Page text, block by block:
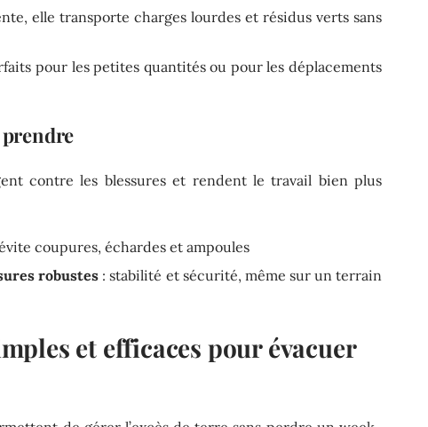
elle transporte charges lourdes et résidus verts sans
pour les petites quantités ou pour les déplacements
contre les blessures et rendent le travail bien plus
coupures, échardes et ampoules
robustes : stabilité et sécurité, même sur un terrain
et efficaces pour évacuer